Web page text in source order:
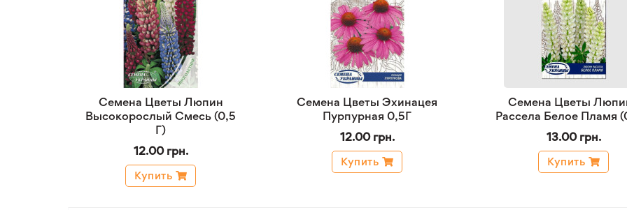
Семена Цветы Люпин
Высокорослый Смесь (0,5
Г)
12.00 грн.
Купить
Семена Цветы Эхинацея
Пурпурная 0,5Г
12.00 грн.
Купить
Семена Цветы
Рассела Белое Пламя
13.00 грн.
Купить